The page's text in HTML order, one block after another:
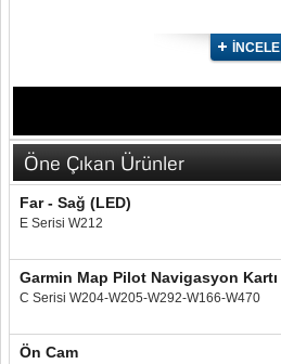
İNCELE
Öne Çıkan Ürünler
Far - Sağ (LED)
E Serisi W212
Garmin Map Pilot Navigasyon Kartı
C Serisi W204-W205-W292-W166-W470
Ön Cam